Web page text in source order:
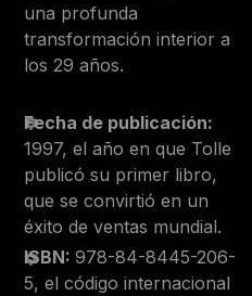
una profunda
transformación interior a
los 29 años.
Fecha de publicación:
1997, el año en que Tolle
publicó su primer libro,
que se convirtió en un
éxito de ventas mundial.
ISBN: 978-84-8445-206-
5, el código internacional